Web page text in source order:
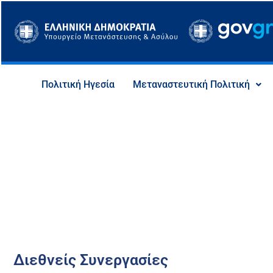
στο
περιεχόμενο
Πολιτική Ηγεσία Μεταναστευτική Πολιτική
Διεθνείς Συνεργασίες